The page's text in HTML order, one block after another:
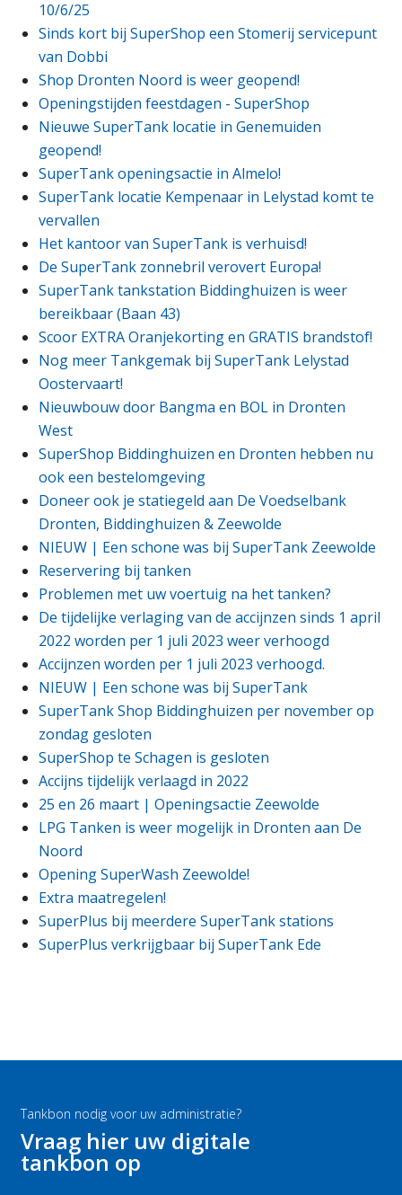
10/6/25
Sinds kort bij SuperShop een Stomerij servicepunt
van Dobbi
Shop Dronten Noord is weer geopend!
Openingstijden feestdagen - SuperShop
Nieuwe SuperTank locatie in Genemuiden
geopend!
SuperTank openingsactie in Almelo!
SuperTank locatie Kempenaar in Lelystad komt te
vervallen
Het kantoor van SuperTank is verhuisd!
De SuperTank zonnebril verovert Europa!
SuperTank tankstation Biddinghuizen is weer
bereikbaar (Baan 43)
Scoor EXTRA Oranjekorting en GRATIS brandstof!
Nog meer Tankgemak bij SuperTank Lelystad
Oostervaart!
Nieuwbouw door Bangma en BOL in Dronten
West
SuperShop Biddinghuizen en Dronten hebben nu
ook een bestelomgeving
Doneer ook je statiegeld aan De Voedselbank
Dronten, Biddinghuizen & Zeewolde
NIEUW | Een schone was bij SuperTank Zeewolde
Reservering bij tanken
Problemen met uw voertuig na het tanken?
De tijdelijke verlaging van de accijnzen sinds 1 april
2022 worden per 1 juli 2023 weer verhoogd
Accijnzen worden per 1 juli 2023 verhoogd.
NIEUW | Een schone was bij SuperTank
SuperTank Shop Biddinghuizen per november op
zondag gesloten
SuperShop te Schagen is gesloten
Accijns tijdelijk verlaagd in 2022
25 en 26 maart | Openingsactie Zeewolde
LPG Tanken is weer mogelijk in Dronten aan De
Noord
Opening SuperWash Zeewolde!
Extra maatregelen!
SuperPlus bij meerdere SuperTank stations
SuperPlus verkrijgbaar bij SuperTank Ede
Tankbon nodig voor uw administratie?
Vraag hier uw digitale
tankbon op